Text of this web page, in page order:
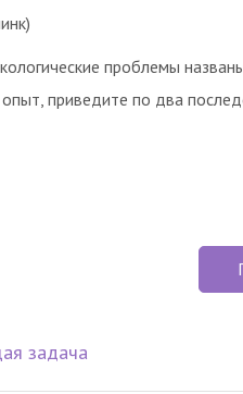
проблемы
приведите по два
задача